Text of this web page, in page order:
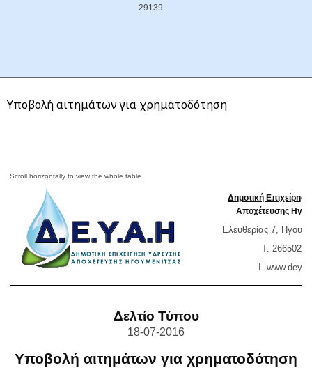
29139
Υποβολή αιτημάτων για χρηματοδότηση
Δημοτική
Αποχέτευσης
Ελευθερίας 7,
T.
Ι. www.
Δελτίο Τύπου
18-07-2016
Υποβολή αιτημάτων για χρηματοδότηση